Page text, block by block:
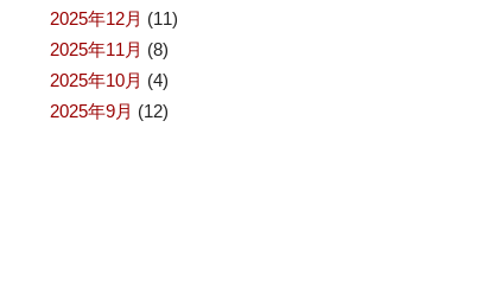
2025年12月 (11)
2025年11月 (8)
2025年10月 (4)
2025年9月 (12)